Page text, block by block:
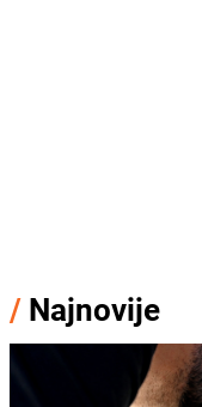
/ Najnovije